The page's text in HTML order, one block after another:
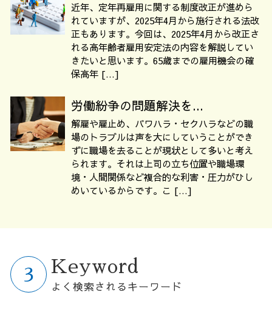
近年、定年再雇用に関する制度改正が進めら
れていますが、2025年4月から施行される法改
正もあります。今回は、2025年4月から改正さ
れる高年齢者雇用安定法の内容を解説してい
きたいと思います。65歳までの雇用機会の確
保高年 […]
労働紛争の問題解決を...
解雇や雇止め、パワハラ・セクハラなどの職
場のトラブルは声を大にしていうことができ
ずに職場を去ることが現状として多いと考え
られます。それは上司の立ち位置や職場環
境・人間関係など複合的な利害・圧力がひし
めいているからです。こ […]
Keyword
よく検索されるキーワード